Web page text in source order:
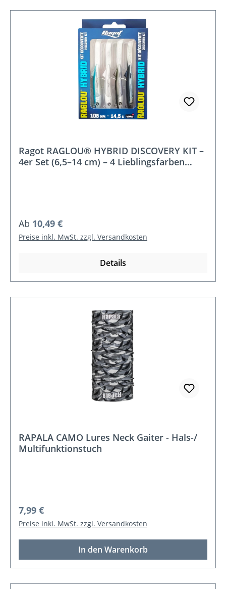
Ragot RAGLOU® HYBRID DISCOVERY KIT –
4er Set (6,5–14 cm) – 4 Lieblingsfarben
Regulärer Preis:
Ab 10,49 €
Preise inkl. MwSt. zzgl. Versandkosten
Details
RAPALA CAMO Lures Neck Gaiter - Hals-/
Multifunktionstuch
Regulärer Preis:
7,99 €
Preise inkl. MwSt. zzgl. Versandkosten
In den Warenkorb